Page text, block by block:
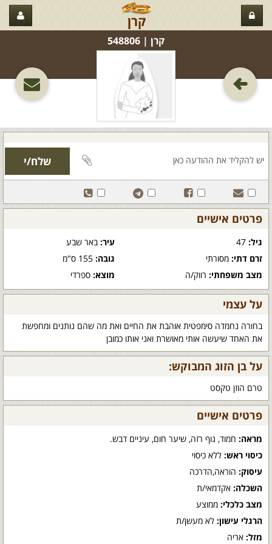
קרן
קרן‏ | 548806
פרטים אישיים
גיל: עיר:באר שבע
זרם דתי: מסורתי גובה:155 ס"מ
מצב משפחתי: רווק/ה מוצא:ספרדי
על עצמי
בחורה נחמדה סימפטית אוהבת את החיים ואת מה שהם נותנים ומחפשת
את האחד שיעשה אותי מאושרת ואני אותו כמובן
על בן הזוג המבוקש:
טרם הוזן טקסט
פרטים אישיים
מראה: חמוד, גוף רזה, שיער חום, עיניים דבש.
כיסוי ראש: ללא כיסוי
עיסוק: הוראה,הדרכה
השכלה: אקדמאי/ת
מצב כלכלי: ממוצע
הרגלי עישון: לא מעשן/ת
מזל: אריה